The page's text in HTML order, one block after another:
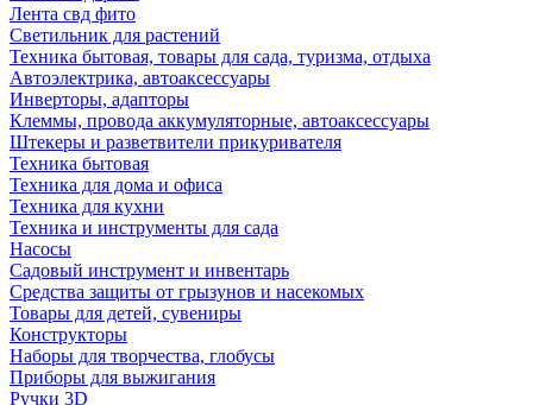
Лента свд фито
Светильник для растений
Техника бытовая, товары для сада, туризма, отдыха
Автоэлектрика, автоаксессуары
Инверторы, адапторы
Клеммы, провода аккумуляторные, автоаксессуары
Штекеры и разветвители прикуривателя
Техника бытовая
Техника для дома и офиса
Техника для кухни
Техника и инструменты для сада
Насосы
Садовый инструмент и инвентарь
Средства защиты от грызунов и насекомых
Товары для детей, сувениры
Конструкторы
Наборы для творчества, глобусы
Приборы для выжигания
Ручки 3D